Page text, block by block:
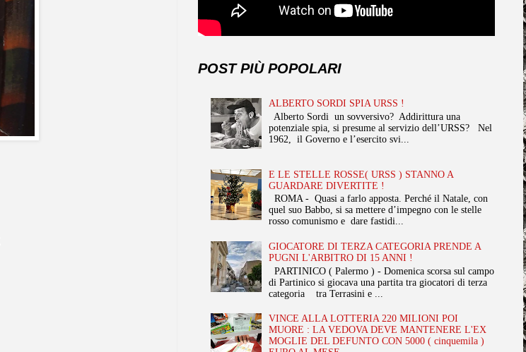
POST PIÙ POPOLARI
ALBERTO SORDI SPIA URSS !
Alberto Sordi un sovversivo? Addirittura una
potenziale spia, si presume al servizio dell’URSS? Nel
1962, il Governo e l’esercito svi...
E LE STELLE ROSSE( URSS ) STANNO A
GUARDARE DIVERTITE !
ROMA - Quasi a farlo apposta. Perché il Natale, con
quel suo Babbo, si sa mettere d’impegno con le stelle
rosso comunismo e dare fastidi...
GIOCATORE DI TERZA CATEGORIA PRENDE A
PUGNI L'ARBITRO DI 15 ANNI !
PARTINICO ( Palermo ) - Domenica scorsa sul campo
di Partinico si giocava una partita tra giocatori di terza
categoria tra Terrasini e ...
VINCE ALLA LOTTERIA 220 MILIONI POI
MUORE : LA VEDOVA DEVE MANTENERE L'EX
MOGLIE DEL DEFUNTO CON 5000 ( cinquemila )